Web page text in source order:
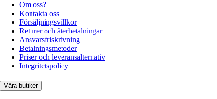
Om oss?
Kontakta oss
Försäljningsvillkor
Returer och återbetalningar
Ansvarsfriskrivning
Betalningsmetoder
Priser och leveransalternativ
Integritetspolicy
Våra butiker